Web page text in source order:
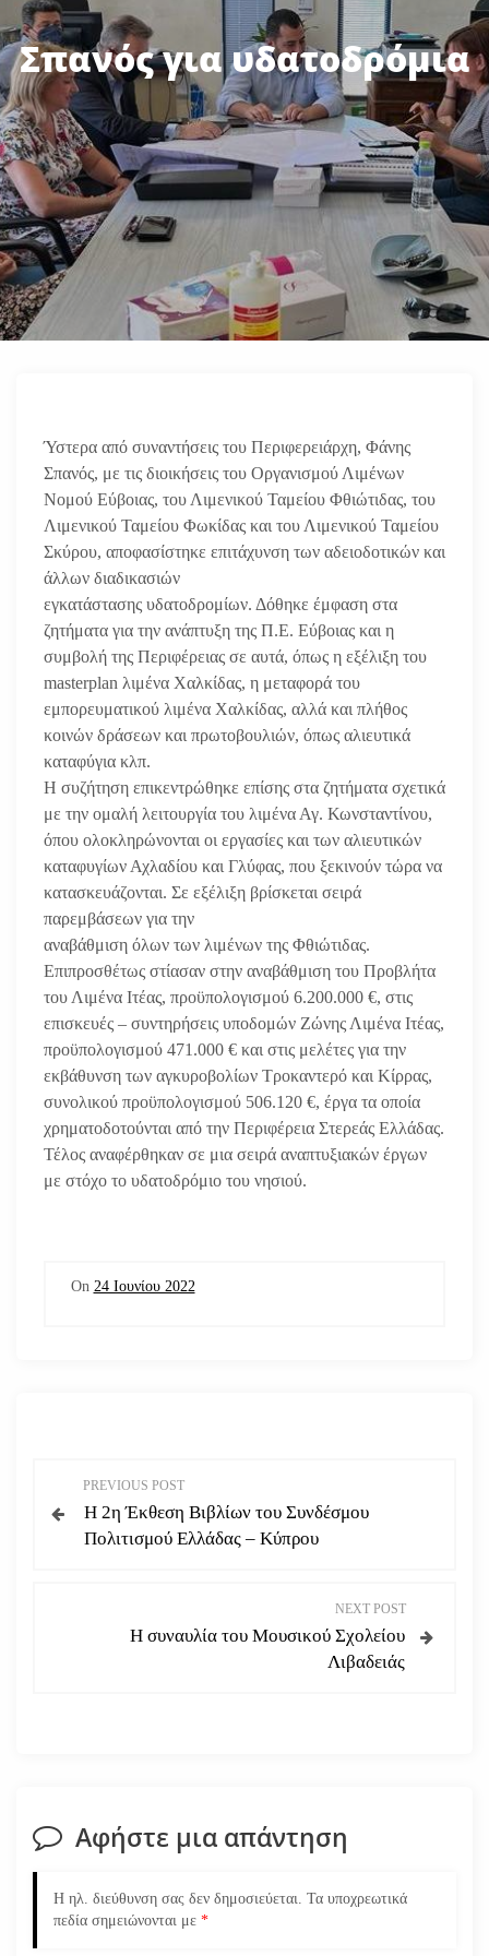
Σπανός για υδατοδρόμια
Ύστερα από συναντήσεις του Περιφερειάρχη, Φάνης
Σπανός, με τις διοικήσεις του Οργανισμού Λιμένων
Νομού Εύβοιας, του Λιμενικού Ταμείου Φθιώτιδας, του
Λιμενικού Ταμείου Φωκίδας και του Λιμενικού Ταμείου
Σκύρου, αποφασίστηκε επιτάχυνση των αδειοδοτικών και
άλλων διαδικασιών
εγκατάστασης υδατοδρομίων. Δόθηκε έμφαση στα
ζητήματα για την ανάπτυξη της Π.Ε. Εύβοιας και η
συμβολή της Περιφέρειας σε αυτά, όπως η εξέλιξη του
masterplan λιμένα Χαλκίδας, η μεταφορά του
εμπορευματικού λιμένα Χαλκίδας, αλλά και πλήθος
κοινών δράσεων και πρωτοβουλιών, όπως αλιευτικά
καταφύγια κλπ.
Η συζήτηση επικεντρώθηκε επίσης στα ζητήματα σχετικά
με την ομαλή λειτουργία του λιμένα Αγ. Κωνσταντίνου,
όπου ολοκληρώνονται οι εργασίες και των αλιευτικών
καταφυγίων Αχλαδίου και Γλύφας, που ξεκινούν τώρα να
κατασκευάζονται. Σε εξέλιξη βρίσκεται σειρά
παρεμβάσεων για την
αναβάθμιση όλων των λιμένων της Φθιώτιδας.
Επιπροσθέτως στίασαν στην αναβάθμιση του Προβλήτα
του Λιμένα Ιτέας, προϋπολογισμού 6.200.000 €, στις
επισκευές – συντηρήσεις υποδομών Ζώνης Λιμένα Ιτέας,
προϋπολογισμού 471.000 € και στις μελέτες για την
εκβάθυνση των αγκυροβολίων Τροκαντερό και Κίρρας,
συνολικού προϋπολογισμού 506.120 €, έργα τα οποία
χρηματοδοτούνται από την Περιφέρεια Στερεάς Ελλάδας.
Τέλος αναφέρθηκαν σε μια σειρά αναπτυξιακών έργων
με στόχο το υδατοδρόμιο του νησιού.
On 24 Ιουνίου 2022
λ
η
ά
PREVIOUS POST
Η 2η Έκθεση Βιβλίων του Συνδέσμου
Πολιτισμού Ελλάδας – Κύπρου
NEXT POST
Η συναυλία του Μουσικού Σχολείου
Λιβαδειάς
Αφήστε μια απάντηση
Η ηλ. διεύθυνση σας δεν δημοσιεύεται. Τα υποχρεωτικά
πεδία σημειώνονται με *